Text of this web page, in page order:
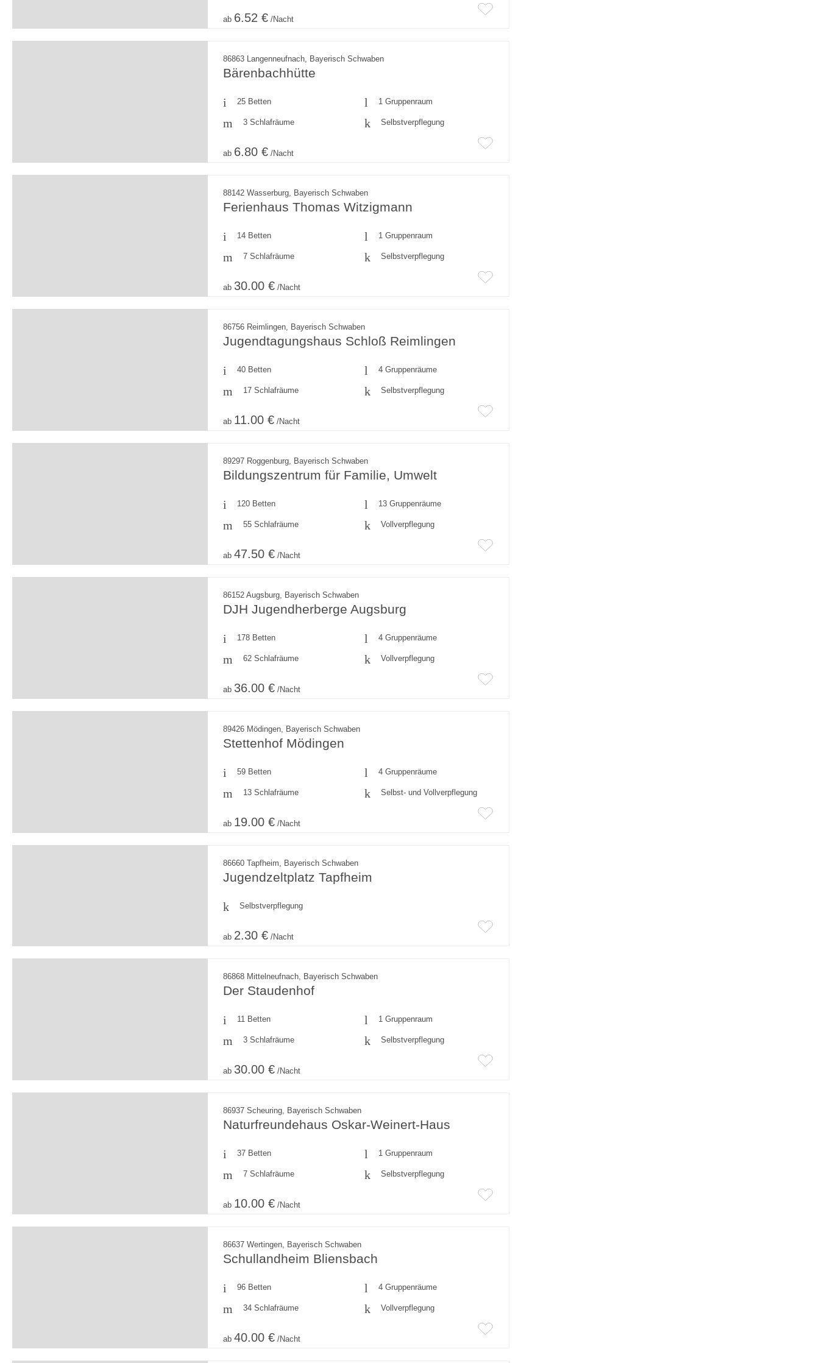
ab 6.52 € /Nacht
86863 Langenneufnach, Bayerisch Schwaben
Bärenbachhütte
25 Betten 1 Gruppenraum
3 Schlafräume Selbstverpflegung
ab 6.80 € /Nacht
88142 Wasserburg, Bayerisch Schwaben
Ferienhaus Thomas Witzigmann
14 Betten 1 Gruppenraum
7 Schlafräume Selbstverpflegung
ab 30.00 € /Nacht
86756 Reimlingen, Bayerisch Schwaben
Jugendtagungshaus Schloß Reimlingen
40 Betten 4 Gruppenräume
17 Schlafräume Selbstverpflegung
ab 11.00 € /Nacht
89297 Roggenburg, Bayerisch Schwaben
Bildungszentrum für Familie, Umwelt
120 Betten 13 Gruppenräume
55 Schlafräume Vollverpflegung
ab 47.50 € /Nacht
86152 Augsburg, Bayerisch Schwaben
DJH Jugendherberge Augsburg
178 Betten 4 Gruppenräume
62 Schlafräume Vollverpflegung
ab 36.00 € /Nacht
89426 Mödingen, Bayerisch Schwaben
Stettenhof Mödingen
59 Betten 4 Gruppenräume
13 Schlafräume Selbst- und Vollverpflegung
ab 19.00 € /Nacht
86660 Tapfheim, Bayerisch Schwaben
Jugendzeltplatz Tapfheim
Selbstverpflegung
ab 2.30 € /Nacht
86868 Mittelneufnach, Bayerisch Schwaben
Der Staudenhof
11 Betten 1 Gruppenraum
3 Schlafräume Selbstverpflegung
ab 30.00 € /Nacht
86937 Scheuring, Bayerisch Schwaben
Naturfreundehaus Oskar-Weinert-Haus
37 Betten 1 Gruppenraum
7 Schlafräume Selbstverpflegung
ab 10.00 € /Nacht
86637 Wertingen, Bayerisch Schwaben
Schullandheim Bliensbach
96 Betten 4 Gruppenräume
34 Schlafräume Vollverpflegung
ab 40.00 € /Nacht